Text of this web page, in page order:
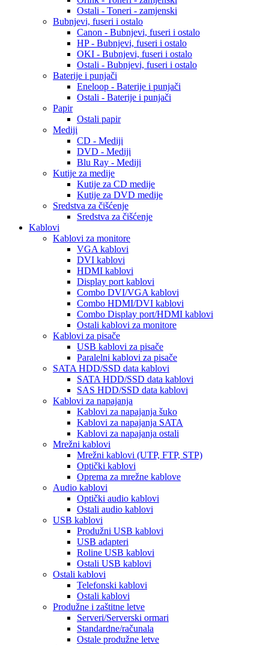
Ostali - Toneri - zamjenski
Bubnjevi, fuseri i ostalo
Canon - Bubnjevi, fuseri i ostalo
HP - Bubnjevi, fuseri i ostalo
OKI - Bubnjevi, fuseri i ostalo
Ostali - Bubnjevi, fuseri i ostalo
Baterije i punjači
Eneloop - Baterije i punjači
Ostali - Baterije i punjači
Papir
Ostali papir
Mediji
CD - Mediji
DVD - Mediji
Blu Ray - Mediji
Kutije za medije
Kutije za CD medije
Kutije za DVD medije
Sredstva za čišćenje
Sredstva za čišćenje
Kablovi
Kablovi za monitore
VGA kablovi
DVI kablovi
HDMI kablovi
Display port kablovi
Combo DVI/VGA kablovi
Combo HDMI/DVI kablovi
Combo Display port/HDMI kablovi
Ostali kablovi za monitore
Kablovi za pisače
USB kablovi za pisače
Paralelni kablovi za pisače
SATA HDD/SSD data kablovi
SATA HDD/SSD data kablovi
SAS HDD/SSD data kablovi
Kablovi za napajanja
Kablovi za napajanja šuko
Kablovi za napajanja SATA
Kablovi za napajanja ostali
Mrežni kablovi
Mrežni kablovi (UTP, FTP, STP)
Optički kablovi
Oprema za mrežne kablove
Audio kablovi
Optički audio kablovi
Ostali audio kablovi
USB kablovi
Produžni USB kablovi
USB adapteri
Roline USB kablovi
Ostali USB kablovi
Ostali kablovi
Telefonski kablovi
Ostali kablovi
Produžne i zaštitne letve
Serveri/Serverski ormari
Standardne/računala
Ostale produžne letve